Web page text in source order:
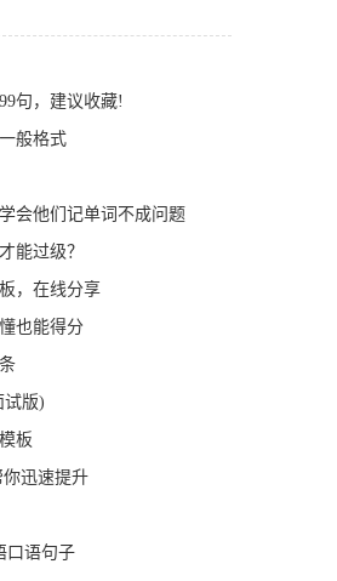
句，建议收藏!
般格式
会他们记单词不成问题
能过级？
，在线分享
也能得分
试版)
板
你迅速提升
口语句子